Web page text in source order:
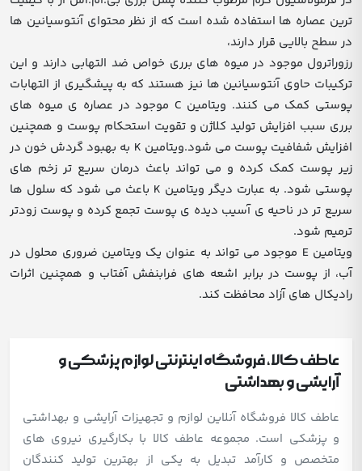
ترین عصاره ها استفاده شده است که از نظر محتوای آنتوسیانین ها
در سطح بالایی قرار دارند،
رزوراترول موجود در میوه های برری خواص ضد التهابی دارند و این
ترکیبات حاوی آنتوسیانین ها نیز هستند که به پیشگیری از التهابات
پوستی کمک می کنند. ویتامین C موجود در عصاره ی میوه های
برری سبب افزایش تولید کلاژن و تقویت استحکام پوست و همچنین
افزایش شفافیت پوست می شود.ویتامین K به بهبود گردش خون در
زیر پوست کمک کرده و می تواند باعث درمان سریع تر زخم های
پوستی شود. به عبارت دیگر ویتامین K باعث می شود که سلول ها
سریع تر در ناحیه ی آسیب دیده ی پوست تجمع کرده و پوست زودتر
ترمیم شود.
ویتامین E موجود می تواند به عنوان یک ویتامین ضروری محلول در
آب، از پوست در برابر اشعه های فرابنفش آفتاب و همچنین اثرات
رادیکال های آزاد محافظت کند.
عاطف کالا، فروشگاه اینترنتی لوازم پزشکی و
آرایشی و بهداشتی
عاطف کالا فروشگاه آنلاین لوازم و تجهیزات آرایشی و بهداشتی
و پزشکی است. مجموعه عاطف کالا با بکارگیری نیروی های
متخصص و کارآمد تبدیل به یکی از بهترین تولید کنندگان